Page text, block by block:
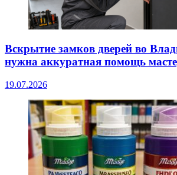
Вскрытие замков дверей во
нужна аккуратная помощь
19.07.2026